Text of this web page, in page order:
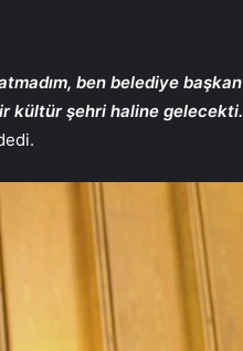
ben belediye başkan
kültür şehri haline gelecekti.